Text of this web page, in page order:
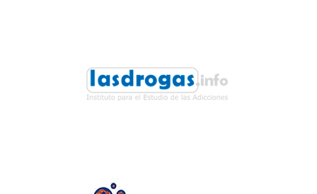
Instituto para el Estudio de
las Adicciones
Las drogas.info